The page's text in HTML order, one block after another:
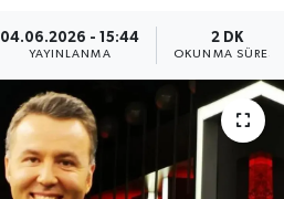
04.06.2026 - 15:44
YAYINLANMA
2 DK
OKUNMA SÜRESI